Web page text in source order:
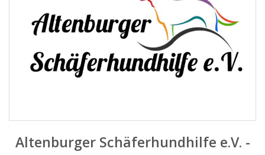
Altenburger Schäferhundhilfe e.V. -